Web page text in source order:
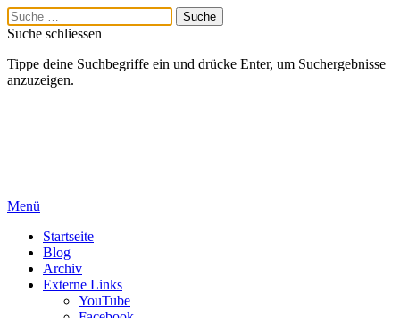
Suche schliessen
Tippe deine Suchbegriffe ein und drücke Enter, um Suchergebnisse
anzuzeigen.
Menü
Startseite
Blog
Archiv
Externe Links
YouTube